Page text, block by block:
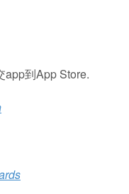
app到App Store.